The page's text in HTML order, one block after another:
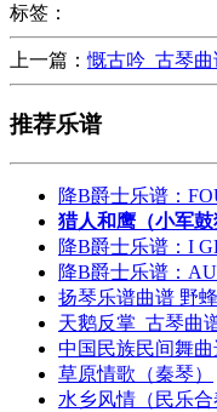
标签：
上一篇：慨古吟_古琴曲
推荐乐谱
降B爵士乐谱：
猎人和鹰（小军鼓
降B爵士乐谱：I
降B爵士乐谱：
扬琴乐谱曲谱 野
天鹅反掌_古琴曲
中国民族民间舞曲
草原情歌（秦琴）
水乡风情（民乐合